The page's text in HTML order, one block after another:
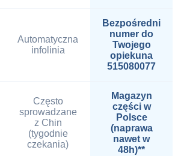
Automatyczna
infolinia
Bezpośredni
numer do
Twojego
opiekuna
515080077
Często
sprowadzane
z Chin
(tygodnie
czekania)
Magazyn
części w
Polsce
(naprawa
nawet w
48h)**